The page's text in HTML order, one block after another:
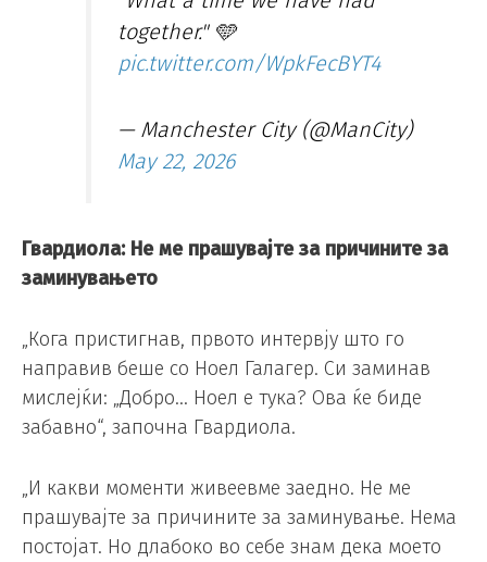
together." 🩵
pic.twitter.com/WpkFecBYT4
— Manchester City (@ManCity)
May 22, 2026
Гвардиола: Не ме прашувајте за причините за
заминувањето
„Кога пристигнав, првото интервју што го
направив беше со Ноел Галагер. Си заминав
мислејќи: „Добро… Ноел е тука? Ова ќе биде
забавно“, започна Гвардиола.
„И какви моменти живеевме заедно. Не ме
прашувајте за причините за заминување. Нема
постојат. Но длабоко во себе знам дека моето